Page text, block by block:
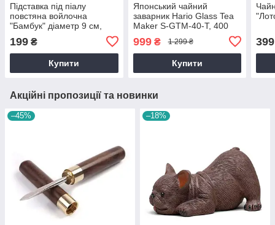
Підставка під піалу
повстяна войлочна
"Бамбук" діаметр 9 см,
церемонії
199 ₴
Купити
Японський чайний
заварник Hario Glass Tea
Maker S-GTM-40-T, 400
999₴ 1 299 ₴
Купити
399
Акційні пропозиції та новинки
–45% –18%